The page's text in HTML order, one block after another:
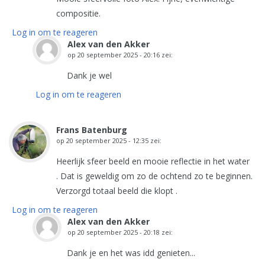
compositie.
Log in om te reageren
Alex van den Akker
op 20 september 2025 - 20:16 zei:
Dank je wel
Log in om te reageren
Frans Batenburg
op 20 september 2025 - 12:35 zei:
Heerlijk sfeer beeld en mooie reflectie in het water
. Dat is geweldig om zo de ochtend zo te beginnen.
Verzorgd totaal beeld die klopt .
Log in om te reageren
Alex van den Akker
op 20 september 2025 - 20:18 zei:
Dank je en het was idd genieten...